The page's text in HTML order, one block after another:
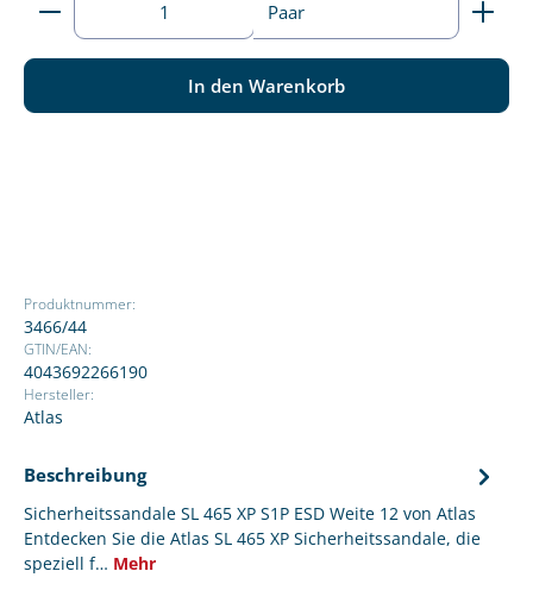
Paar
In den Warenkorb
Produktnummer:
3466/44
GTIN/EAN:
4043692266190
Hersteller:
Atlas
Beschreibung
Sicherheitssandale SL 465 XP S1P ESD Weite 12 von Atlas
Entdecken Sie die Atlas SL 465 XP Sicherheitssandale, die
speziell f… Mehr